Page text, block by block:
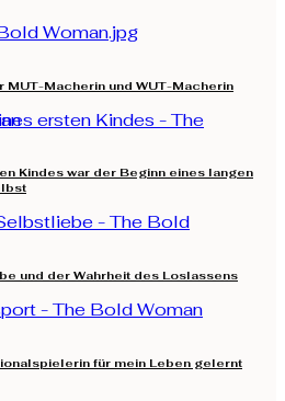
MUT-Macherin und WUT-Macherin
Kindes war der Beginn eines langen
und der Wahrheit des Loslassens
für mein Leben gelernt